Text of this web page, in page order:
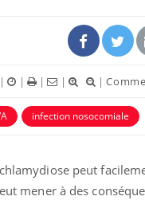
| | | | |
infection nosocomiale
peut
mener à des